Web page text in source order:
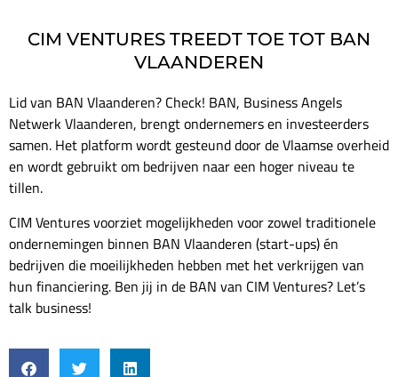
CIM VENTURES TREEDT TOE TOT BAN
VLAANDEREN
Lid van BAN Vlaanderen? Check! BAN, Business Angels
Netwerk Vlaanderen, brengt ondernemers en investeerders
samen. Het platform wordt gesteund door de Vlaamse overheid
en wordt gebruikt om bedrijven naar een hoger niveau te
tillen.
CIM Ventures voorziet mogelijkheden voor zowel traditionele
ondernemingen binnen BAN Vlaanderen (start-ups) én
bedrijven die moeilijkheden hebben met het verkrijgen van
hun financiering. Ben jij in de BAN van CIM Ventures? Let’s
talk business!